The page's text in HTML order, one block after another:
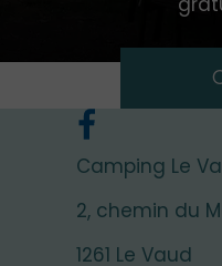
Camping Le
2, chemin du
1261 Le Vaud